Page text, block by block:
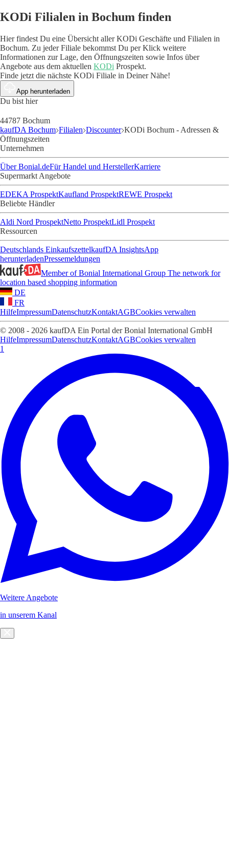
KODi Filialen in Bochum finden
Hier findest Du eine Übersicht aller KODi Geschäfte und Filialen in
Bochum. Zu jeder Filiale bekommst Du per Klick weitere
Informationen zur Lage, den Öffnungszeiten sowie Infos über
Angebote aus dem aktuellen KODi Prospekt.
Finde jetzt die nächste KODi Filiale in Deiner Nähe!
App herunterladen
Du bist hier
44787 Bochum
kaufDA Bochum Filialen Discounter KODi Bochum - Adressen &
Öffnungszeiten
Unternehmen
Über Bonial.deFür Handel und HerstellerKarriere
Supermarkt Angebote
EDEKA ProspektKaufland ProspektREWE Prospekt
Beliebte Händler
Aldi Nord ProspektNetto ProspektLidl Prospekt
Ressourcen
Deutschlands EinkaufszettelkaufDA InsightsApp
herunterladenPressemeldungen
Member of Bonial International Group The network for
location based shopping information
DE
FR
HilfeImpressumDatenschutzKontaktAGBCookies verwalten
© 2008 - 2026 kaufDA Ein Portal der Bonial International GmbH
HilfeImpressumDatenschutzKontaktAGBCookies verwalten
1
Weitere Angebote
in unserem Kanal